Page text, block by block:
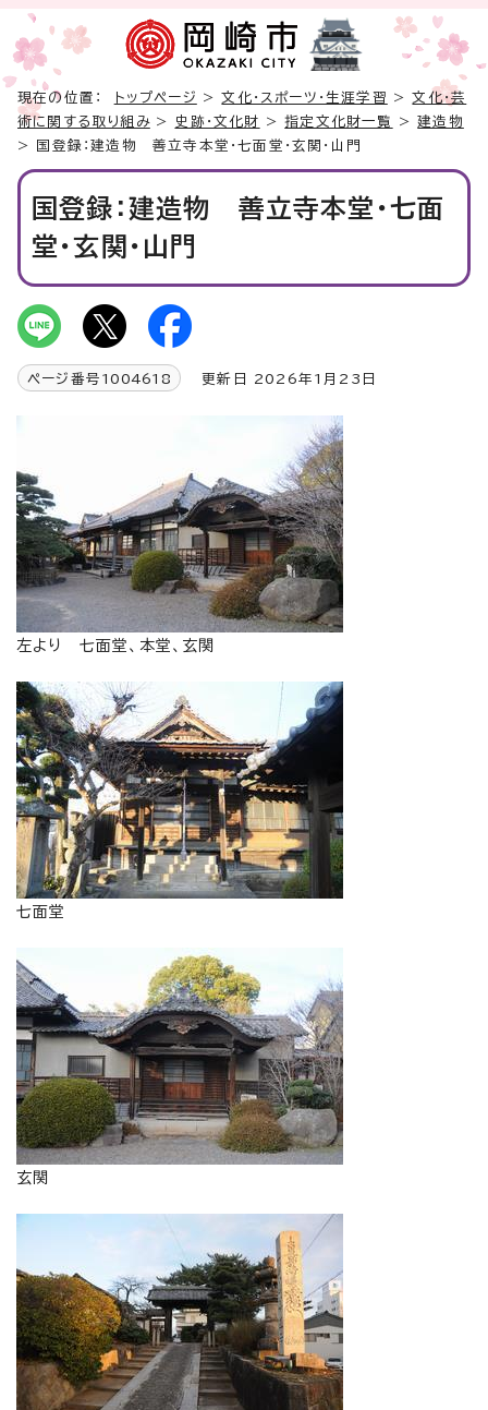
現在の位置： トップページ >文化・スポーツ・生涯学習 >文化・芸
術に関する取り組み> 史跡・文化財 >指定文化財一覧 >建造物
> 国登録：建造物 善立寺本堂・七面堂・玄関・山門
国登録：建造物 善立寺本堂・七面
堂・玄関・山門
ページ番号 1004618 更新日 2026年1月23日
左より 七面堂、本堂、玄関
七面堂
玄関